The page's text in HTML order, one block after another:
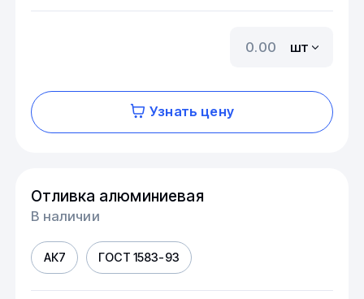
шт
Узнать цену
Отливка алюминиевая
В наличии
АК7 ГОСТ 1583-93